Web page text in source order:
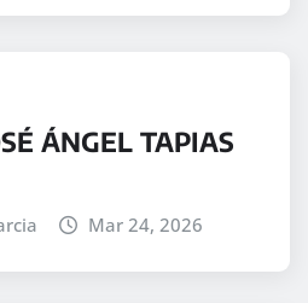
ÁNGEL TAPIAS
Mar 24, 2026